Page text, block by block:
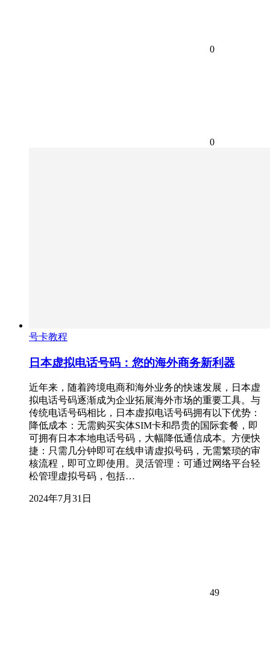
0
0
号卡教程
日本虚拟电话号码：您的海外商务新利器
近年来，随着跨境电商和海外业务的快速发展，日本虚
拟电话号码逐渐成为企业拓展海外市场的重要工具。与
传统电话号码相比，日本虚拟电话号码拥有以下优势：
降低成本：无需购买实体SIM卡和昂贵的国际套餐，即
可拥有日本本地电话号码，大幅降低通信成本。方便快
捷：只需几分钟即可在线申请虚拟号码，无需繁琐的审
核流程，即可立即使用。灵活管理：可通过网络平台轻
松管理虚拟号码，包括…
2024年7月31日
49